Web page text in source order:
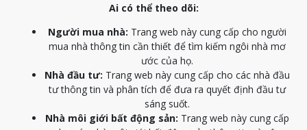
Ai có thể theo dõi:
Người mua nhà: Trang web này cung cấp cho người
mua nhà thông tin cần thiết để tìm kiếm ngôi nhà mơ
ước của họ.
Nhà đầu tư: Trang web này cung cấp cho các nhà đầu
tư thông tin và phân tích để đưa ra quyết định đầu tư
sáng suốt.
Nhà môi giới bất động sản: Trang web này cung cấp